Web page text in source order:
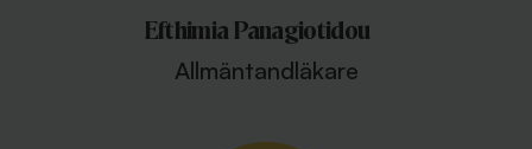
Efthimia Panagiotidou
Allmäntandläkare